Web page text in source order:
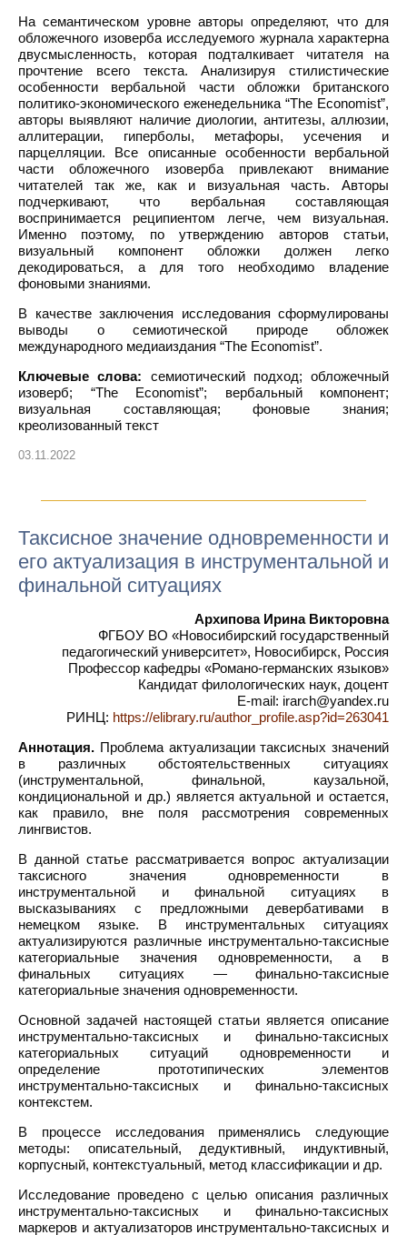
На семантическом уровне авторы определяют, что для
обложечного изоверба исследуемого журнала характерна
двусмысленность, которая подталкивает читателя на
прочтение всего текста. Анализируя стилистические
особенности вербальной части обложки британского
политико-экономического еженедельника “The Economist”,
авторы выявляют наличие диологии, антитезы, аллюзии,
аллитерации, гиперболы, метафоры, усечения и
парцелляции. Все описанные особенности вербальной
части обложечного изоверба привлекают внимание
читателей так же, как и визуальная часть. Авторы
подчеркивают, что вербальная составляющая
воспринимается реципиентом легче, чем визуальная.
Именно поэтому, по утверждению авторов статьи,
визуальный компонент обложки должен легко
декодироваться, а для того необходимо владение
фоновыми знаниями.
В качестве заключения исследования сформулированы
выводы о семиотической природе обложек
международного медиаиздания “The Economist”.
Ключевые слова: семиотический подход; обложечный
изоверб; “The Economist”; вербальный компонент;
визуальная составляющая; фоновые знания;
креолизованный текст
03.11.2022
Таксисное значение одновременности и
его актуализация в инструментальной и
финальной ситуациях
Архипова Ирина Викторовна
ФГБОУ ВО «Новосибирский государственный
педагогический университет», Новосибирск, Россия
Профессор кафедры «Романо-германских языков»
Кандидат филологических наук, доцент
E-mail: irarch@yandex.ru
РИНЦ: https://elibrary.ru/author_profile.asp?id=263041
Аннотация. Проблема актуализации таксисных значений
в различных обстоятельственных ситуациях
(инструментальной, финальной, каузальной,
кондициональной и др.) является актуальной и остается,
как правило, вне поля рассмотрения современных
лингвистов.
В данной статье рассматривается вопрос актуализации
таксисного значения одновременности в
инструментальной и финальной ситуациях в
высказываниях с предложными девербативами в
немецком языке. В инструментальных ситуациях
актуализируются различные инструментально-таксисные
категориальные значения одновременности, а в
финальных ситуациях — финально-таксисные
категориальные значения одновременности.
Основной задачей настоящей статьи является описание
инструментально-таксисных и финально-таксисных
категориальных ситуаций одновременности и
определение прототипических элементов
инструментально-таксисных и финально-таксисных
контекстем.
В процессе исследования применялись следующие
методы: описательный, дедуктивный, индуктивный,
корпусный, контекстуальный, метод классификации и др.
Исследование проведено с целью описания различных
инструментально-таксисных и финально-таксисных
маркеров и актуализаторов инструментально-таксисных и